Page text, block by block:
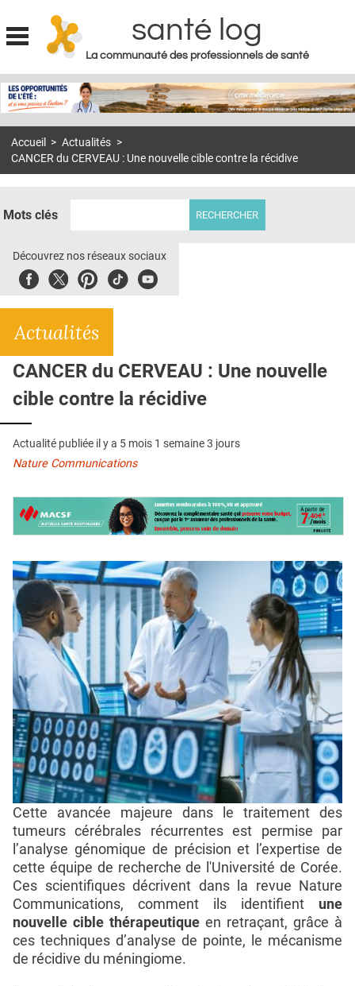
Jump to navigation
santé log
La communauté des professionnels de santé
MON COMPTE
S'ABONNER À LA REVUE SOIN À DOMICILE
DOSSIERS
E-REVUE SAD
L'APP
QUI SOMMES-NOUS ?
PUBLICITÉ
CONDITIONS GÉNÉRALES
CONTACT
Accueil > Actualités >
CANCER du CERVEAU : Une nouvelle cible contre la récidive
Mots clés
Découvrez nos réseaux sociaux
FacebookTwitterPinterest
TiktokYoubute
Actualités
CANCER du CERVEAU : Une nouvelle
cible contre la récidive
Actualité publiée il y a 5 mois 1 semaine 3 jours
Nature Communications
Cette avancée majeure dans le traitement des
tumeurs cérébrales récurrentes est permise par
l’analyse génomique de précision et l’expertise de
cette équipe de recherche de l'Université de Corée.
Ces scientifiques décrivent dans la revue Nature
Communications, comment ils identifient une
nouvelle cible thérapeutique en retraçant, grâce à
ces techniques d’analyse de pointe, le mécanisme
de récidive du méningiome.